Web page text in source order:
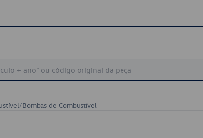
/Bombas de Combustível